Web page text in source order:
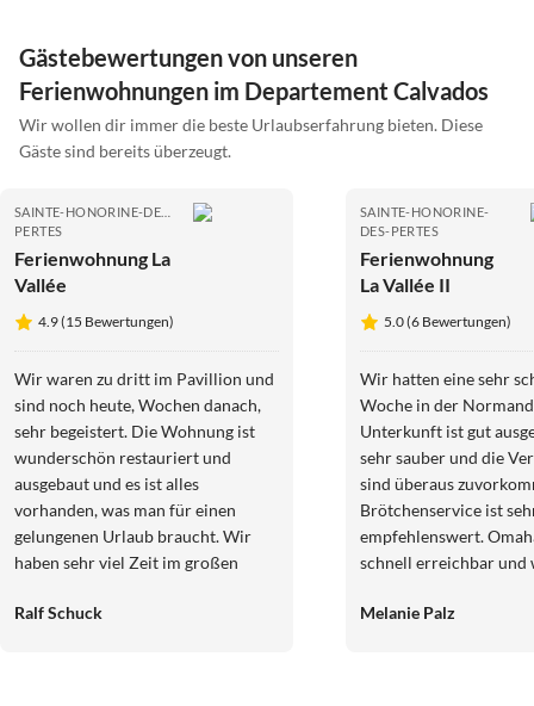
Gästebewertungen von unseren
Ferienwohnungen im Departement Calvados
Wir wollen dir immer die beste Urlaubserfahrung bieten. Diese
Gäste sind bereits überzeugt.
SAINTE-HONORINE-DES-
PERTES
Ferienwohnung La
Vallée
4.9 (15 Bewertungen)
Wir waren zu dritt im Pavillion und
sind noch heute, Wochen danach,
sehr begeistert. Die Wohnung ist
wunderschön restauriert und
ausgebaut und es ist alles
vorhanden, was man für einen
gelungenen Urlaub braucht. Wir
haben sehr viel Zeit im großen
wenigen Minuten zum Strand
Ralf Schuck
SAINTE-HONORINE-
DES-PERTES
Ferienwohnung
La Vallée II
5.0 (6 Bewertungen)
Wir hatten eine sehr
Woche in der
Unterkunft ist gut
sehr sauber und die
sind überaus
Brötchenservice ist
empfehlenswert.
schnell erreichbar
der historischen
Melanie Palz